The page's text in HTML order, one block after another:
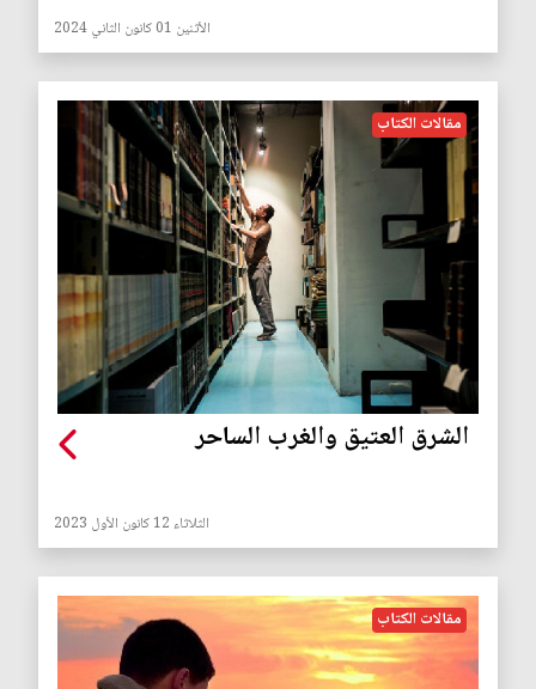
الأثنين 01 كانون الثاني 2024
مقالات الكتاب
الشرق العتيق والغرب الساحر
الثلاثاء 12 كانون الأول 2023
مقالات الكتاب